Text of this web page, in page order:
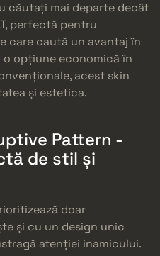
căutați mai departe decât
perfectă pentru
care caută un avantaj în
o opțiune economică în
acest skin
și estetica.
Pattern -
de stil și
doar
și cu un design unic
atenției inamicului.